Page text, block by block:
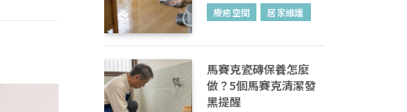
療癒空間 居家維護
馬賽克瓷磚保養怎麼
做？5個馬賽克清潔發
黑提醒